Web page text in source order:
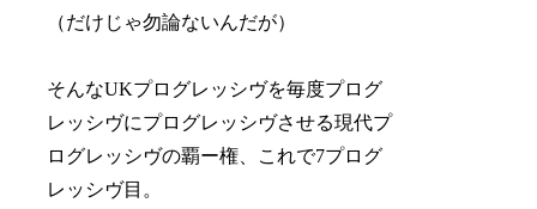
（だけじゃ勿論ないんだが）
そんなUKプログレッシヴを毎度プログ
レッシヴにプログレッシヴさせる現代プ
ログレッシヴの覇ー権、これで7プログ
レッシヴ目。